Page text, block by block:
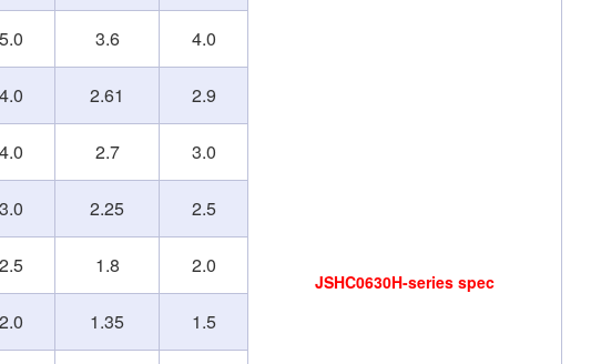
JSHC0630H-series spec
5.0 3.6 4.0
4.0 2.61 2.9
4.0 2.7 3.0
3.0 2.25 2.5
2.5 1.8 2.0
2.0 1.35 1.5